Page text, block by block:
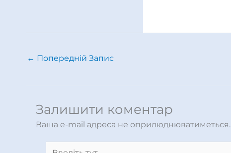
← Попередній Запис
Залишити коментар
Ваша e-mail адреса не оприлюднюватиметься.